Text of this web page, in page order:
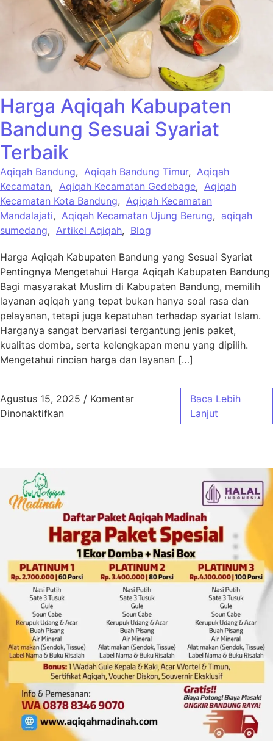
Harga Aqiqah Kabupaten
Bandung Sesuai Syariat
Terbaik
Aqiqah Bandung, Aqiqah Bandung Timur, Aqiqah
Kecamatan, Aqiqah Kecamatan Gedebage, Aqiqah
Kecamatan Kota Bandung, Aqiqah Kecamatan
Mandalajati, Aqiqah Kecamatan Ujung Berung, aqiqah
sumedang, Artikel Aqiqah, Blog
Harga Aqiqah Kabupaten Bandung yang Sesuai Syariat
Pentingnya Mengetahui Harga Aqiqah Kabupaten Bandung
Bagi masyarakat Muslim di Kabupaten Bandung, memilih
layanan aqiqah yang tepat bukan hanya soal rasa dan
pelayanan, tetapi juga kepatuhan terhadap syariat Islam.
Harganya sangat bervariasi tergantung jenis paket,
kualitas domba, serta kelengkapan menu yang dipilih.
Mengetahui rincian harga dan layanan […]
Agustus 15, 2025 / Komentar
Dinonaktifkanpada Harga Aqiqah Kabupaten Bandung
Baca Lebih
Lanjut